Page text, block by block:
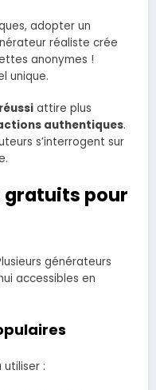
adopter un
réaliste crée
anonymes !
unique.
attire plus
authentiques.
s’interrogent sur
gratuits pour
générateurs
accessibles en
: